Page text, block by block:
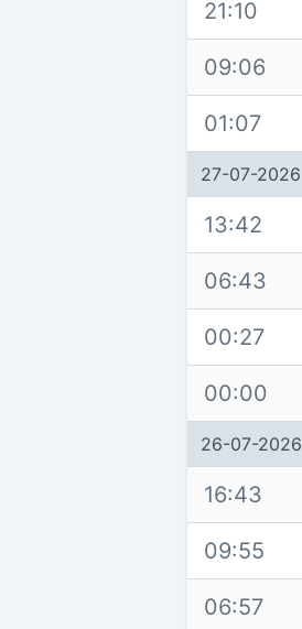
21:10
09:06
01:07
27-07-2026
13:42
06:43
00:27
00:00
26-07-2026
16:43
09:55
06:57